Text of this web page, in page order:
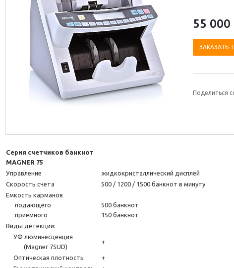
55 000
ЗАКАЗАТЬ
Поделиться
Серия счетчиков банкнот
MAGNER 75
Управление
жидкокристаллический дисплей
Скорость счета
500 / 1200 / 1500 банкнот в минуту
Емкость карманов
подающего
приемного
500 банкнот
150 банкнот
Виды детекции:
УФ люминесценция
(Magner 75UD)
+
Оптическая плотность
+